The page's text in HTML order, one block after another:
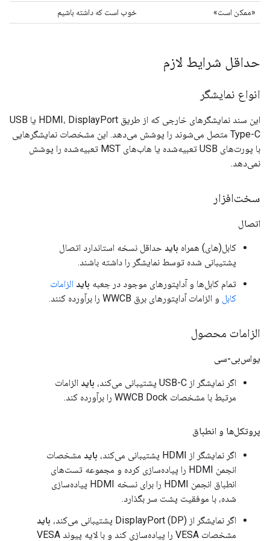
«ممکن است» خوب است که داشته باشیم
حداقل شرایط لازم
انواع نمایشگر
این سند نمایشگرهای خارجی که از طریق HDMI، DisplayPort یا USB
Type-C متصل می‌شوند را پوشش می‌دهد. این مشخصات نمایشگرهایی
با پورت‌های USB تعبیه‌شده یا هاب‌های MST تعبیه‌شده را پوشش
نمی‌دهد.
سخت‌افزار
اتصال
کابل(های) همراه باید حداقل نسخه استاندارد اتصال
پشتیبانی شده توسط نمایشگر را داشته باشند.
تمام کابل‌ها و آداپتورهای موجود در جعبه باید الزامات
کابل و الزامات آداپتورهای برق WWCB را برآورده کنند.
الزامات محصول
یو‌اس‌بی-سی
اگر نمایشگر از USB-C پشتیبانی می‌کند، باید الزامات
مرتبط با مشخصات WWCB Dock را برآورده کند.
پروتکل‌ها و انطباق
اگر نمایشگر از HDMI پشتیبانی می‌کند، باید مشخصات
انجمن HDMI را پیاده‌سازی کرده و مجموعه تست‌های
انطباق انجمن HDMI را برای نسخه HDMI پیاده‌سازی
شده، با موفقیت پشت سر بگذارد.
اگر نمایشگر از DisplayPort (DP) پشتیبانی می‌کند،
باید
مشخصات VESA را پیاده‌سازی کند و با لایه پیوند VESA